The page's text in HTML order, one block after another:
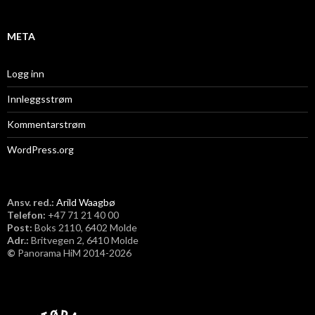
META
Logg inn
Innleggsstrøm
Kommentarstrøm
WordPress.org
Ansv. red.: Arild Waagbø
Telefon: ​+47 71 21 40 00
Post: Boks 2110, 6402 Molde
Adr.: Britvegen 2, 6410 Molde
© Panorama HiM 2014-2026